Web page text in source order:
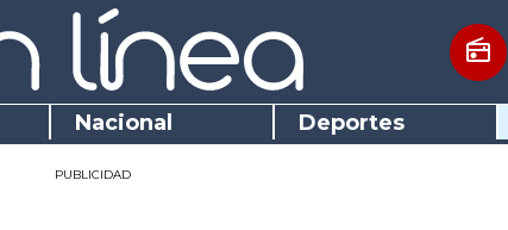
Nacional Deportes
PUBLICIDAD